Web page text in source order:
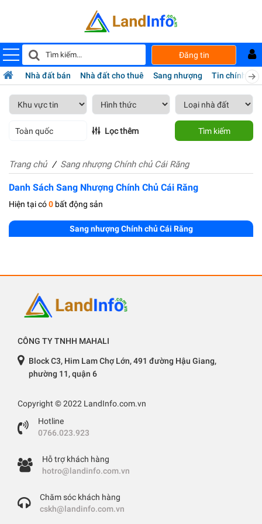
Đăng tin
Nhà đất bán Nhà đất cho thuê Sang nhượng Tin chính chủ
Toàn quốc Lọc thêm Tìm kiếm
Trang chủ Sang nhượng Chính chủ Cái Răng
Danh Sách Sang Nhượng Chính Chủ Cái Răng
Hiện tại có0 bất động sản
Sang nhượng Chính chủ Cái Răng
CÔNG TY TNHH MAHALI
Block C3, Him Lam Chợ Lớn, 491 đường Hậu Giang,
phường 11, quận 6
Copyright © 2022 LandInfo.com.vn
Hotline
0766.023.923
Hỗ trợ khách hàng
hotro@landinfo.com.vn
Chăm sóc khách hàng
cskh@landinfo.com.vn